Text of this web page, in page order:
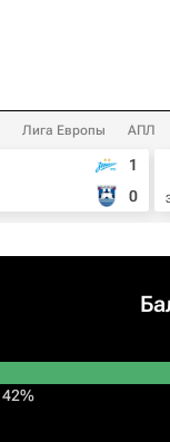
Лига Европы АПЛ
1
0
42%